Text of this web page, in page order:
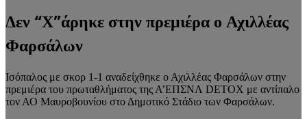
Δεν “Χ”άρηκε στην πρεμιέρα ο Αχιλλέας
Φαρσάλων
Ισόπαλος με σκορ 1-1 αναδείχθηκε ο Αχιλλέας Φαρσάλων στην
πρεμιέρα του πρωταθλήματος της Α’ΕΠΣΝΛ DETOX με αντίπαλο
τον ΑΟ Μαυροβουνίου στο Δημοτικό Στάδιο των Φαρσάλων.